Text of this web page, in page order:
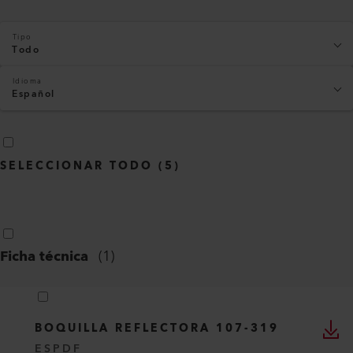
Tipo
Todo
Idioma
Español
SELECCIONAR TODO ( 5 )
Ficha técnica (1)
BOQUILLA REFLECTORA 107-319
ES PDF